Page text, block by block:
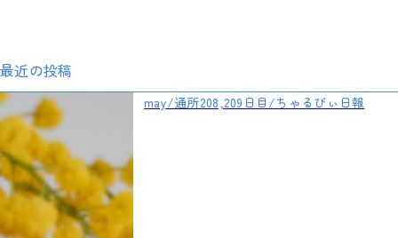
最近の投稿
may/通所208,209日目/ちゃるびぃ日報